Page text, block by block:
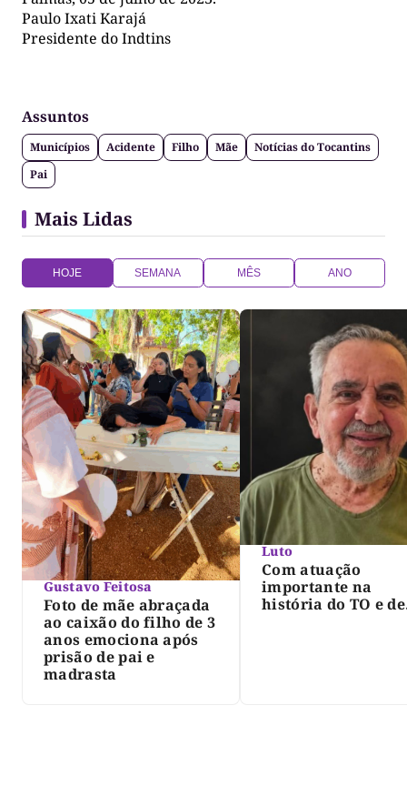
Paulo Ixati Karajá
Presidente do Indtins
Assuntos
Municípios Acidente Filho Mãe
Notícias do Tocantins
Pai
Mais Lidas
HOJE SEMANA MÊS ANO
Gustavo Feitosa
Foto de mãe abraçada
ao caixão do filho de 3
anos emociona após
prisão de pai e
madrasta
Luto
Com atuação
importante na
história do TO e de